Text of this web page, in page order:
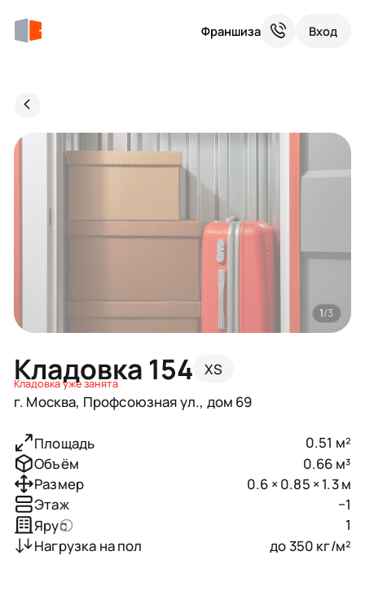
Франшиза Вход
Кладовка 154 XS
Кладовка уже занята
г. Москва, Профсоюзная ул., дом 69
1/3
Площадь
0.51 м²
Объём
0.66 м³
Размер
0.6 × 0.85 × 1.3 м
Этаж
−1
Ярус
1
Нагрузка на пол
до 350 кг/м²